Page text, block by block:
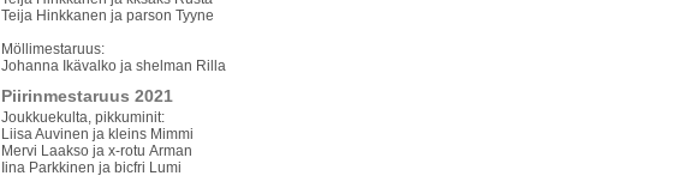
Teija Hinkkanen ja parson Tyyne
Möllimestaruus:
Johanna Ikävalko ja shelman Rilla
Piirinmestaruus 2021
Joukkuekulta, pikkuminit:
Liisa Auvinen ja kleins Mimmi
Mervi Laakso ja x-rotu Arman
Iina Parkkinen ja bicfri Lumi